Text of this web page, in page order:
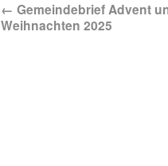
← Gemeindebrief Advent
Weihnachten 2025